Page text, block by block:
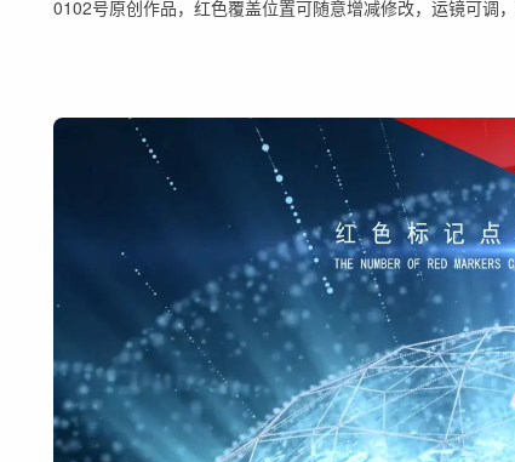
0102号原创作品，红色覆盖位置可随意增减修改，运镜可调